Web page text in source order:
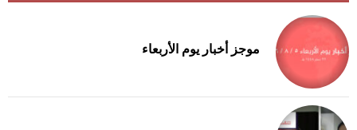
موجز أخبار يوم الأربعاء